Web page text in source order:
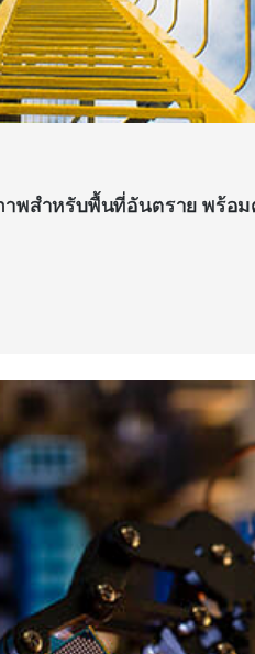
พสำหรับพื้นที่อันตราย พร้อ